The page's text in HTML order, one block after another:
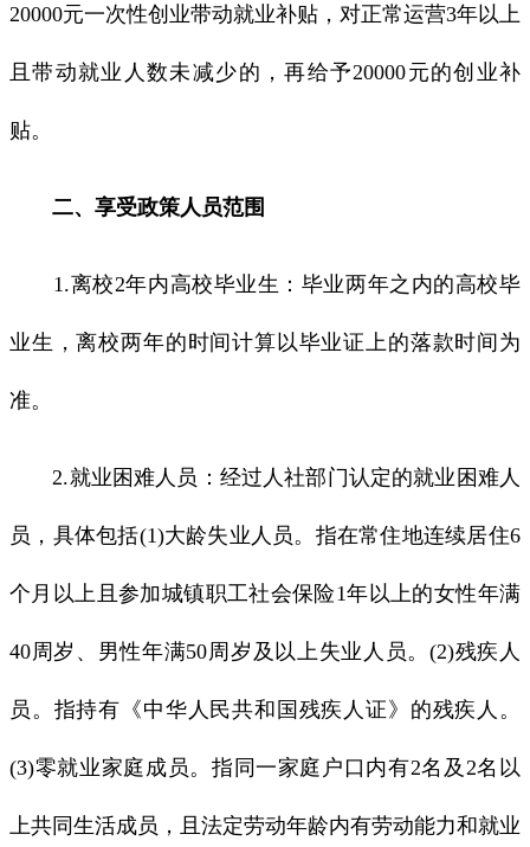
20000元一次性创业带动就业补贴，对正常运营3年以上
且带动就业人数未减少的，再给予20000元的创业补
贴。
二、享受政策人员范围
1.离校2年内高校毕业生：毕业两年之内的高校毕
业生，离校两年的时间计算以毕业证上的落款时间为
准。
2.就业困难人员：经过人社部门认定的就业困难人
员，具体包括(1)大龄失业人员。指在常住地连续居住6
个月以上且参加城镇职工社会保险1年以上的女性年满
40周岁、男性年满50周岁及以上失业人员。(2)残疾人
员。指持有《中华人民共和国残疾人证》的残疾人。
(3)零就业家庭成员。指同一家庭户口内有2名及2名以
上共同生活成员，且法定劳动年龄内有劳动能力和就业